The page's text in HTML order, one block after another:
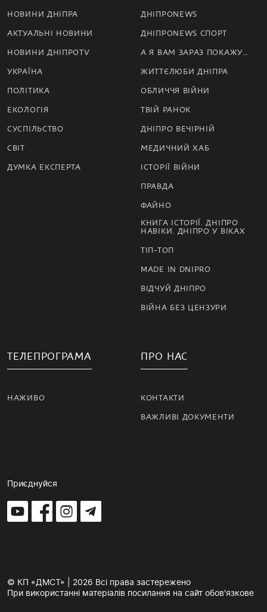
НОВИНИ ДНІПРА
АКТУАЛЬНІ НОВИНИ
НОВИНИ ДНІПРОTV
УКРАЇНА
ПОЛІТИКА
ЕКОЛОГІЯ
СУСПІЛЬСТВО
СВІТ
ДУМКА ЕКСПЕРТА
ДНІПРОNEWS
ДНІПРОNEWS СПОРТ
А Я ВАМ ЗАРАЗ ПОКАЖУ…
ЖИТТЄЛЮБИ ДНІПРА
ОБЛИЧЧЯ ВІЙНИ
ТВІЙ РАНОК
ДНІПРО ВЕЧІРНІЙ
МЕДИЧНИЙ ХАБ
ІСТОРІЇ ВІЙНИ
ПРАВДА
ФАЙНО
КНИГА ІСТОРІЇ. ДНІПРО
НАВІКИ. ДНІПРО У ВІКАХ
ТІП-ТОП
MADE IN DNIPRO
ВІДЧУЙ ДНІПРО
ВІЙНА БЕЗ ЦЕНЗУРИ
ТЕЛЕПРОГРАМА
НАЖИВО
ПРО НАС
КОНТАКТИ
ВАЖЛИВІ ДОКУМЕНТИ
Приєднуйся
© КП «ДМСТ» | 2026 Всі права застережено
При використанні матеріалів посилання на сайт обов'язкове